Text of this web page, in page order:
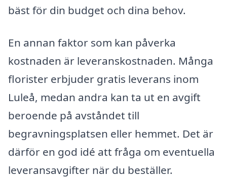
bäst för din budget och dina behov.
En annan faktor som kan påverka
kostnaden är leveranskostnaden. Många
florister erbjuder gratis leverans inom
Luleå, medan andra kan ta ut en avgift
beroende på avståndet till
begravningsplatsen eller hemmet. Det är
därför en god idé att fråga om eventuella
leveransavgifter när du beställer.